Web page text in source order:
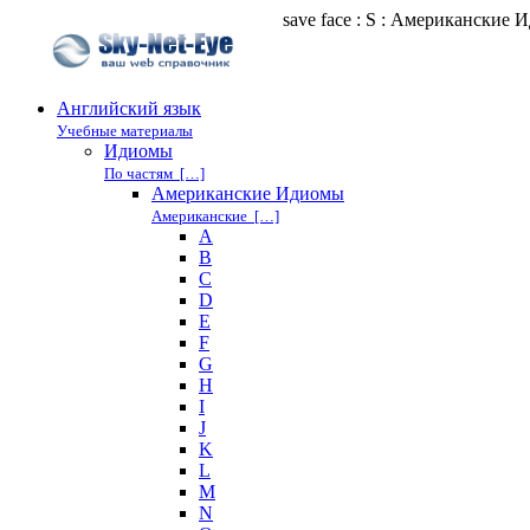
save face : S : Американские
Английский язык
Учебные материалы
Идиомы
По частям […]
Американские Идиомы
Американские […]
A
B
C
D
E
F
G
H
I
J
K
L
M
N